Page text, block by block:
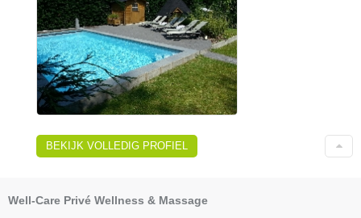
BEKIJK VOLLEDIG PROFIEL
Well-Care Privé Wellness & Massage